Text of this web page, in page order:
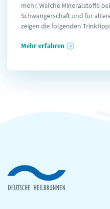
mehr. Welche Mineralstoffe
Schwangerschaft und für
zeigen die folgenden
Mehr erfahren